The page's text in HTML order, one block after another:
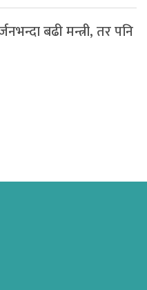
बढी मन्त्री, तर पनि